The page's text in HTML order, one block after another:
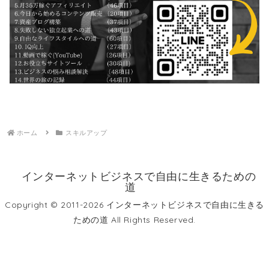
ホーム スキルアップ
インターネットビジネスで自由に生きるための
道
Copyright © 2011-2026 インターネットビジネスで自由に生きる
ための道 All Rights Reserved.